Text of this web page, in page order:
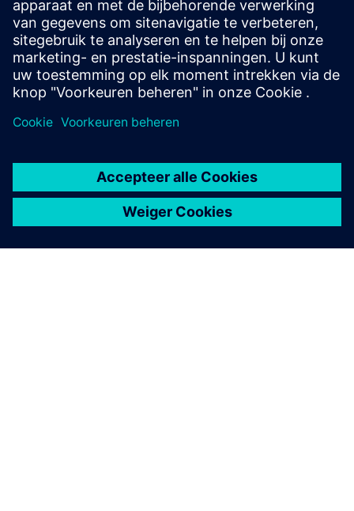
The main feature of the 2N® Indoor View indoor station is a
7″ touchscreen with a wide viewing angle.
Meer informatie